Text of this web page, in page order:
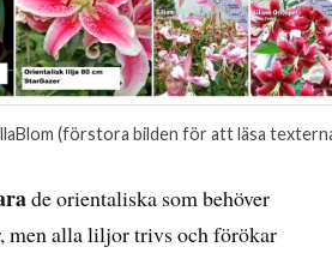
(förstora bilden för att läsa
de orientaliska som behöver
men alla liljor trivs och förökar